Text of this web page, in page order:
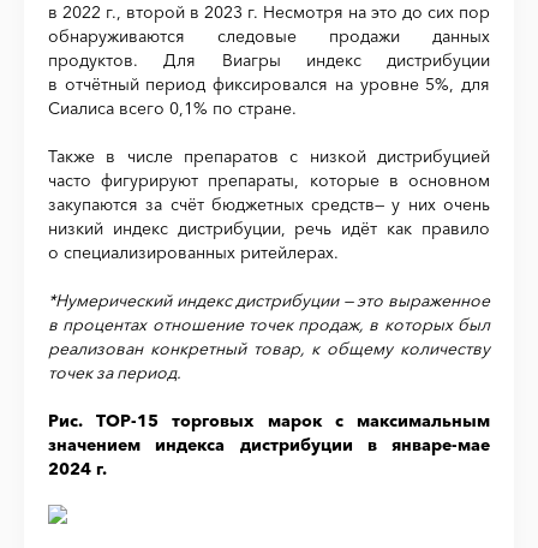
в 2022 г., второй в 2023 г. Несмотря на это до сих пор
обнаруживаются следовые продажи данных
продуктов. Для Виагры индекс дистрибуции
в отчётный период фиксировался на уровне 5%, для
Сиалиса всего 0,1% по стране.
Также в числе препаратов с низкой дистрибуцией
часто фигурируют препараты, которые в основном
закупаются за счёт бюджетных средств— у них очень
низкий индекс дистрибуции, речь идёт как правило
о специализированных ритейлерах.
*Нумерический индекс дистрибуции — это выраженное
в процентах отношение точек продаж, в которых был
реализован конкретный товар, к общему количеству
точек за период.
Рис. ТОР-15 торговых марок с максимальным
значением индекса дистрибуции в январе-мае
2024 г.